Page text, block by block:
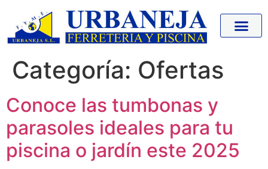
Categoría: Ofertas
Conoce las tumbonas y
parasoles ideales para tu
piscina o jardín este 2025